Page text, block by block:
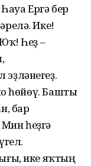
Ергә бер
Ике!
Һеҙ –
һөйөү. Башты
бар
һеҙгә
ике яҡтың